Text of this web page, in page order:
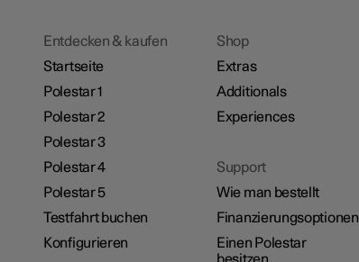
Entdecken & kaufen
Startseite
Polestar 1
Polestar 2
Polestar 3
Polestar 4
Polestar 5
Testfahrt buchen
Konfigurieren
Shop
Extras
Additionals
Experiences
Support
Wie man bestellt
Finanzierungsoptionen
Einen Polestar